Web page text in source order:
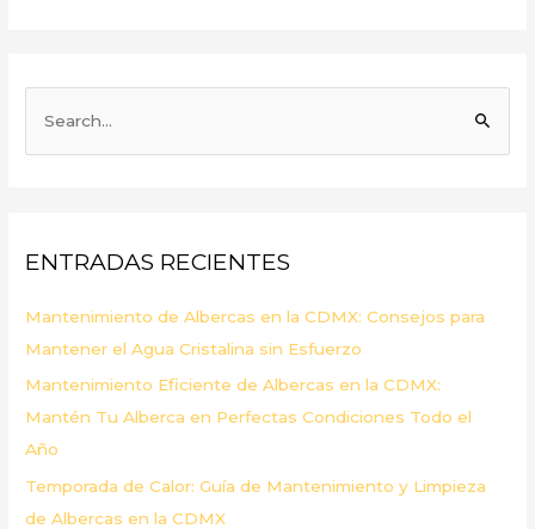
r
o
r
:
ENTRADAS RECIENTES
Mantenimiento de Albercas en la CDMX: Consejos para
Mantener el Agua Cristalina sin Esfuerzo
Mantenimiento Eficiente de Albercas en la CDMX:
Mantén Tu Alberca en Perfectas Condiciones Todo el
Año
Temporada de Calor: Guía de Mantenimiento y Limpieza
de Albercas en la CDMX